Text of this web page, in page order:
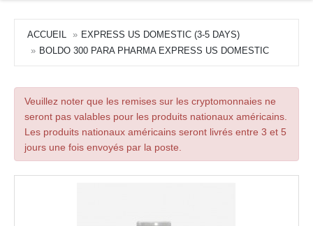
ACCUEIL
EXPRESS US DOMESTIC (3-5 DAYS)
BOLDO 300 PARA PHARMA EXPRESS US DOMESTIC
Veuillez noter que les remises sur les cryptomonnaies ne
seront pas valables pour les produits nationaux américains.
Les produits nationaux américains seront livrés entre 3 et 5
jours une fois envoyés par la poste.